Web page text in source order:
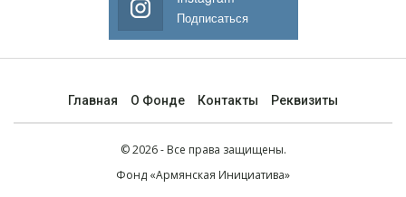
Подписаться
Главная О Фонде Контакты Реквизиты
© 2026 - Все права защищены.
Фонд «Армянская Инициатива»